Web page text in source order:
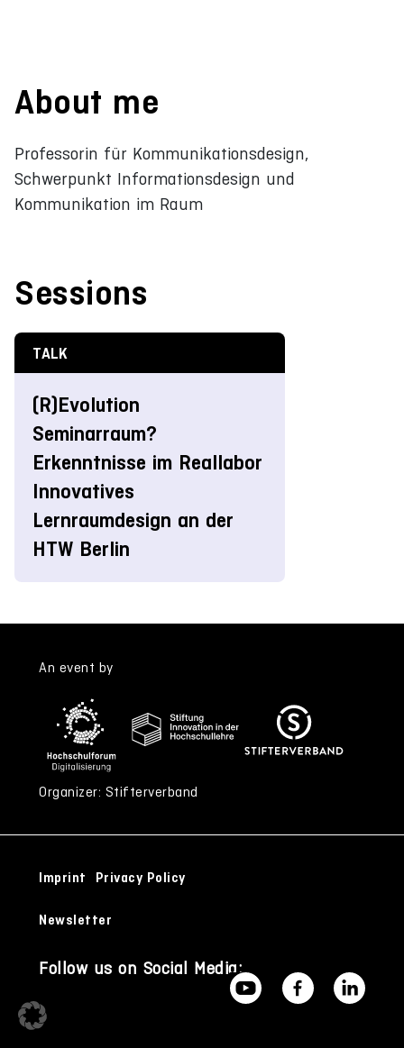
About me
Professorin für Kommunikationsdesign,
Schwerpunkt Informationsdesign und
Kommunikation im Raum
Sessions
TALK
(R)Evolution
Seminarraum?
Erkenntnisse im Reallabor
Innovatives
Lernraumdesign an der
HTW Berlin
An event by
Organizer: Stifterverband
Imprint Privacy Policy
Newsletter
Follow us on Social Media: